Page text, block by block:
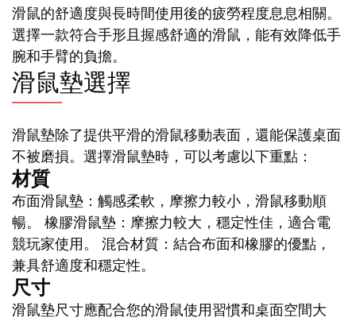
滑鼠的舒適度與長時間使用後的疲勞程度息息相關。
選擇一款符合手形且握感舒適的滑鼠，能有效降低手
腕和手臂的負擔。
滑鼠墊選擇
滑鼠墊除了提供平滑的滑鼠移動表面，還能保護桌面
不被磨損。選擇滑鼠墊時，可以考慮以下重點：
材質
布面滑鼠墊：觸感柔軟，摩擦力較小，滑鼠移動順
暢。 橡膠滑鼠墊：摩擦力較大，穩定性佳，適合電
競玩家使用。 混合材質：結合布面和橡膠的優點，
兼具舒適度和穩定性。
尺寸
滑鼠墊尺寸應配合您的滑鼠使用習慣和桌面空間大